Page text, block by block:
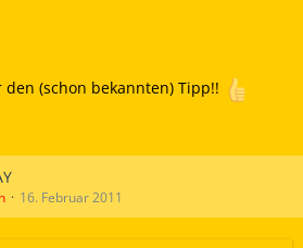
den (schon bekannten) Tipp!!
16. Februar 2011